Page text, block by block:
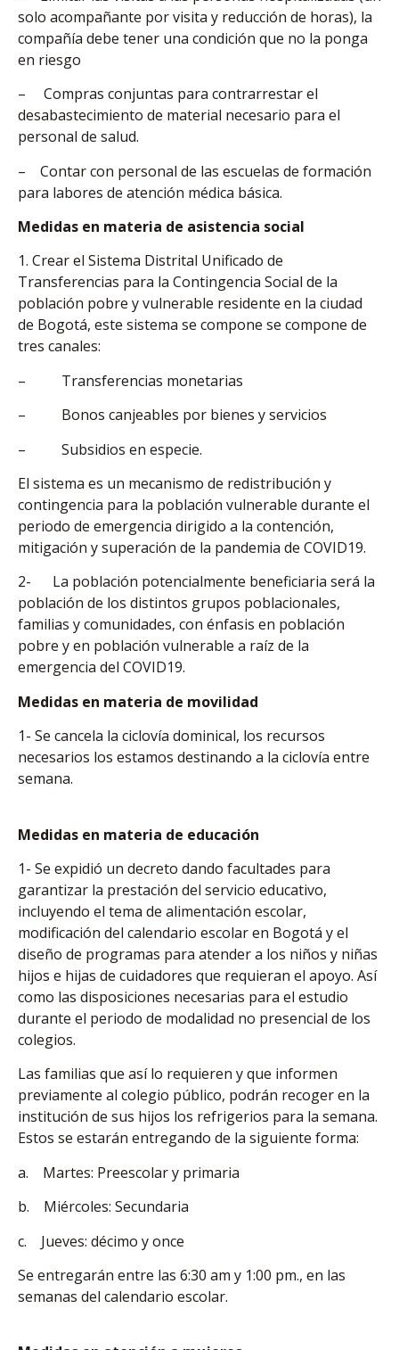
solo acompañante por visita y reducción de horas), la
compañía debe tener una condición que no la ponga
en riesgo
– Compras conjuntas para contrarrestar el
desabastecimiento de material necesario para el
personal de salud.
– Contar con personal de las escuelas de formación
para labores de atención médica básica.
Medidas en materia de asistencia social
1. Crear el Sistema Distrital Unificado de
Transferencias para la Contingencia Social de la
población pobre y vulnerable residente en la ciudad
de Bogotá, este sistema se compone se compone de
tres canales:
– Transferencias monetarias
– Bonos canjeables por bienes y servicios
– Subsidios en especie.
El sistema es un mecanismo de redistribución y
contingencia para la población vulnerable durante el
periodo de emergencia dirigido a la contención,
mitigación y superación de la pandemia de COVID19.
2- La población potencialmente beneficiaria será la
población de los distintos grupos poblacionales,
familias y comunidades, con énfasis en población
pobre y en población vulnerable a raíz de la
emergencia del COVID19.
Medidas en materia de movilidad
1- Se cancela la ciclovía dominical, los recursos
necesarios los estamos destinando a la ciclovía entre
semana.
Medidas en materia de educación
1- Se expidió un decreto dando facultades para
garantizar la prestación del servicio educativo,
incluyendo el tema de alimentación escolar,
modificación del calendario escolar en Bogotá y el
diseño de programas para atender a los niños y niñas
hijos e hijas de cuidadores que requieran el apoyo. Así
como las disposiciones necesarias para el estudio
durante el periodo de modalidad no presencial de los
colegios.
Las familias que así lo requieren y que informen
previamente al colegio público, podrán recoger en la
institución de sus hijos los refrigerios para la semana.
Estos se estarán entregando de la siguiente forma:
a. Martes: Preescolar y primaria
b. Miércoles: Secundaria
c. Jueves: décimo y once
Se entregarán entre las 6:30 am y 1:00 pm., en las
semanas del calendario escolar.